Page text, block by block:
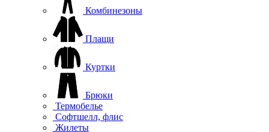
Комбинезоны
Плащи
Куртки
Брюки
Термобелье
Софтшелл, флис
Жилеты